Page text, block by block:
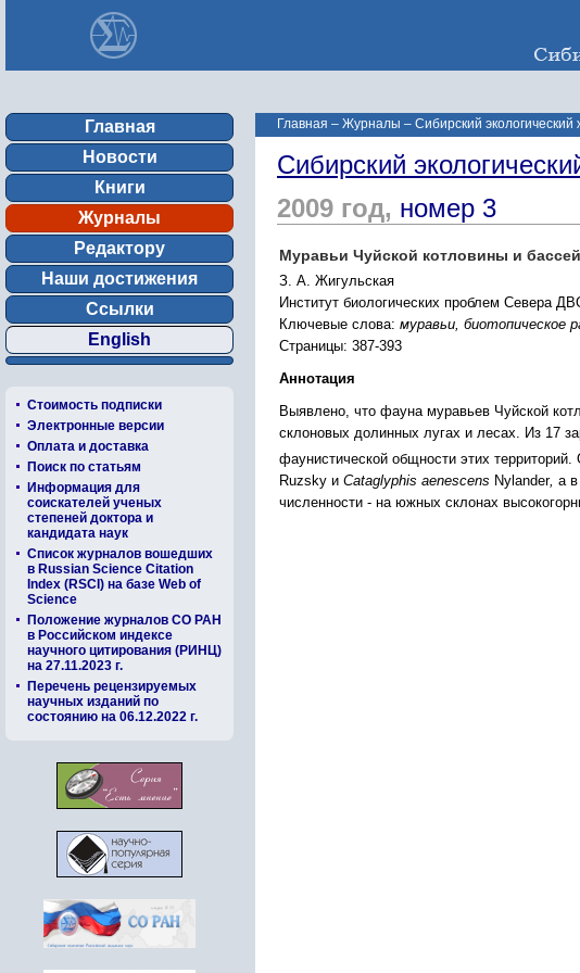
Главная
Новости
Книги
Журналы
Редактору
Наши достижения
Ссылки
English
Стоимость подписки
Электронные версии
Оплата и доставка
Поиск по статьям
Информация для
соискателей ученых
степеней доктора и
кандидата наук
Список журналов вошедших
в Russian Science Citation
Index (RSCI) на базе Web of
Science
Положение журналов СО РАН
в Российском индексе
научного цитирования (РИНЦ)
на 27.11.2023 г.
Перечень рецензируемых
научных изданий по
состоянию на 06.12.2022 г.
Главная – Журналы – Сибирский
Сибирский
2009 год, номер 3
Муравьи Чуйской котловины и
З. А. Жигульская
Институт биологических проблем Севера
Ключевые слова: муравьи, биотопическое
Страницы: 387-393
Аннотация
Выявлено, что фауна муравьев Чуйской
склоновых долинных лугах и лесах. Из 17
фаунистической общности этих
Ruzsky и Cataglyphis aenescens Nylander, а
численности - на южных склонах